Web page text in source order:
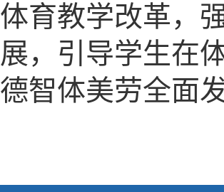
体育教学改革，
展，引导学生在
德智体美劳全面